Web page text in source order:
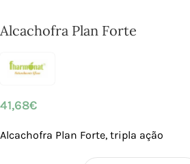
Alcachofra Plan Forte
41,68€
Alcachofra Plan Forte, tripla ação